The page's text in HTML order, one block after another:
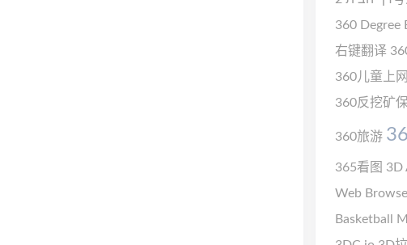
360 Degree
右键翻译
360儿童上
360反挖矿
360旅游
365看图 3D
Web
Basketball